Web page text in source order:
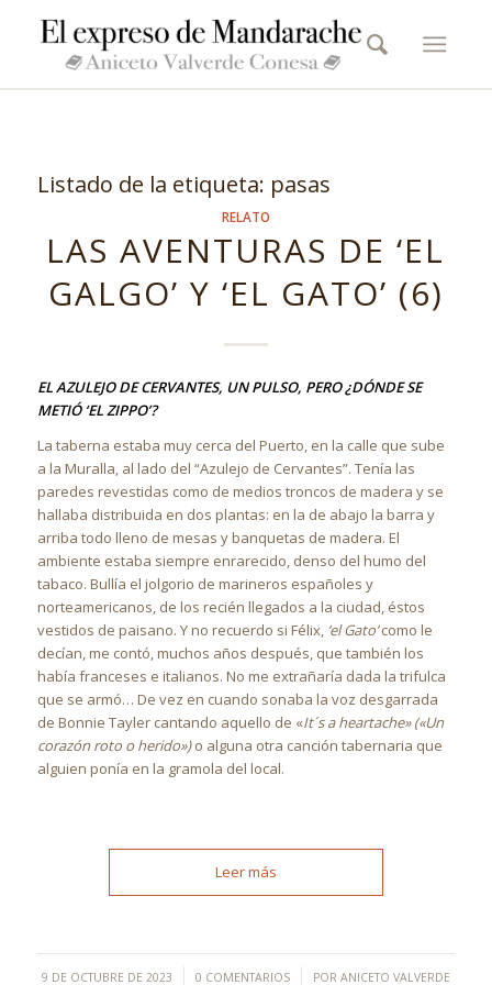
Listado de la etiqueta: pasas
RELATO
LAS AVENTURAS DE ‘EL
GALGO’ Y ‘EL GATO’ (6)
EL AZULEJO DE CERVANTES, UN PULSO, PERO ¿DÓNDE SE
METIÓ ‘EL ZIPPO’?
La taberna estaba muy cerca del Puerto, en la calle que sube
a la Muralla, al lado del “Azulejo de Cervantes”. Tenía las
paredes revestidas como de medios troncos de madera y se
hallaba distribuida en dos plantas: en la de abajo la barra y
arriba todo lleno de mesas y banquetas de madera. El
ambiente estaba siempre enrarecido, denso del humo del
tabaco. Bullía el jolgorio de marineros españoles y
norteamericanos, de los recién llegados a la ciudad, éstos
vestidos de paisano. Y no recuerdo si Félix, ‘el Gato’como le
decían, me contó, muchos años después, que también los
había franceses e italianos. No me extrañaría dada la trifulca
que se armó… De vez en cuando sonaba la voz desgarrada
de Bonnie Tayler cantando aquello de «It´s a heartache» («Un
corazón roto o herido»)o alguna otra canción tabernaria que
alguien ponía en la gramola del local.
Leer más
9 DE OCTUBRE DE 2023
/ 0 COMENTARIOS
/ POR ANICETO VALVERDE